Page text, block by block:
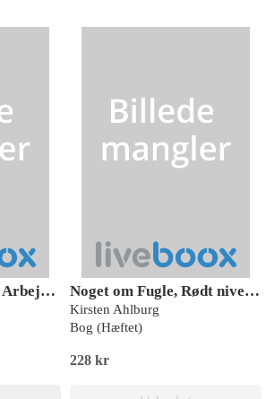
Ind i biologien, 7.kl. Arbejdsbog Noget om Fugle, Rødt niveau (5 stk.)
Kirsten Ahlburg
Bog (Hæftet)
228 kr